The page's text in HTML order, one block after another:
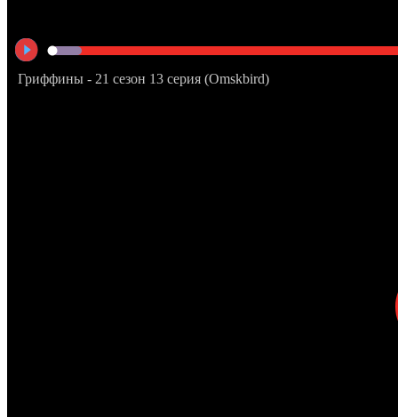
Гриффины - 21 сезон 13 серия (Omskbird)